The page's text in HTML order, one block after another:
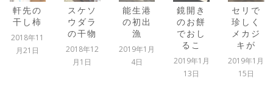
スケソ
ウダラ
の干物
2018年12
能生港
の初出
漁
2019年1月
4日
鏡開き
のお餅
でおし
るこ
2019年1月
セリで
珍しく
メカジ
キが
2019年1月
15日
平成生
まれ最
後の孫
誕生
2019年1月
22日